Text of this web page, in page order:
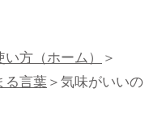
方（ホーム）＞
る言葉＞気味がいいの